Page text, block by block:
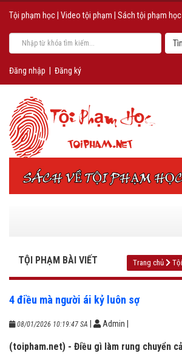
Tội phạm học Video tội phạm Sách tội phạm học
Đăng nhập Đăng ký
TỘI PHẠM BÀI VIẾT Trang chủ
4 điều mà người ái kỷ luôn sợ
08/01/2026 10:19:47 SA Admin
(toipham.net) - Điều gì làm rung chuyển